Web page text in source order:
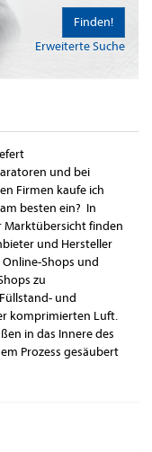
Erweiterte Suche
Finden!
und bei
Firmen kaufe ich
besten ein? In
Marktübersicht finden
und Hersteller
Online-Shops und
zu
und
komprimierten Luft.
in das Innere des
Prozess gesäubert